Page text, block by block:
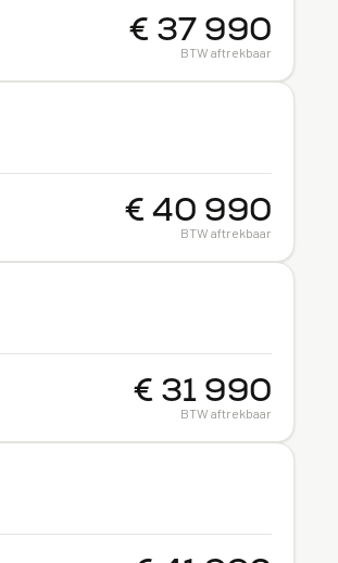
€ 37 990
BTW aftrekbaar
€ 40 990
BTW aftrekbaar
€ 31 990
BTW aftrekbaar